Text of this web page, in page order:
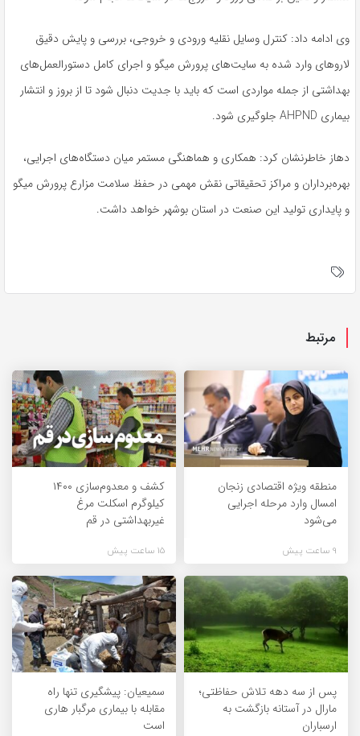
وی ادامه داد: کنترل وسایل نقلیه ورودی و خروجی، بررسی و پایش دقیق
لاروهای وارد شده به سایت‌های پرورش میگو و اجرای کامل دستورالعمل‌های
بهداشتی از جمله مواردی است که باید با جدیت دنبال شود تا از بروز و انتشار
بیماری AHPND جلوگیری شود.
دهاز خاطرنشان کرد: همکاری و هماهنگی مستمر میان دستگاه‌های اجرایی،
بهره‌برداران و مراکز تحقیقاتی نقش مهمی در حفظ سلامت مزارع پرورش میگو
و پایداری تولید این صنعت در استان بوشهر خواهد داشت.
مرتبط
منطقه ویژه اقتصادی زنجان
امسال وارد مرحله اجرایی
می‌شود
9 ساعت پیش
کشف و معدوم‌سازی ۱۴۰۰
کیلوگرم اسکلت مرغ
غیربهداشتی در قم
15 ساعت پیش
پس از سه دهه تلاش حفاظتی؛
مارال در آستانه بازگشت به
ارسباران
سمیعیان: پیشگیری تنها راه
مقابله با بیماری مرگبار هاری
است